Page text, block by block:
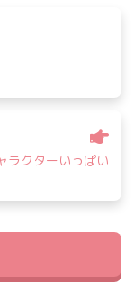
ラクターいっぱい